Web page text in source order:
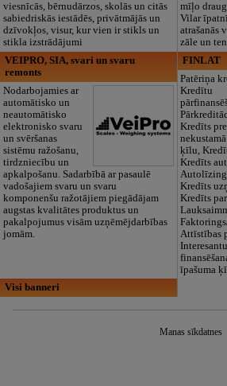
viesnīcās, bērnudārzos, skolās un citās
sabiedriskās iestādēs, privātmājās un
dzīvokļos, visur, kur vien ir stikls un
stikla izstrādājumi
mīļo
Vilar
atrašanās
zāle un
VEIPRO, SIA, svari un svaru
remonts
Nodarbojamies ar
automātisko un
neautomātisko
elektronisko svaru
un svēršanas
sistēmu ražošanu,
tirdzniecību un
apkalpošanu. Sadarbībā ar pasaulē
vadošajiem svaru un svaru
komponenšu ražotājiem piegādājam
augstas kvalitātes produktus un
pakalpojumus visām uzņēmējdarbības
jomām.
FINLAT
Patēriņa
Kredītu
Kredīts
ķīlu,
Kredīts
Kredīts
Kredīts
Attīstības
īpašuma
Visi banneri
Manas sīkdatnes